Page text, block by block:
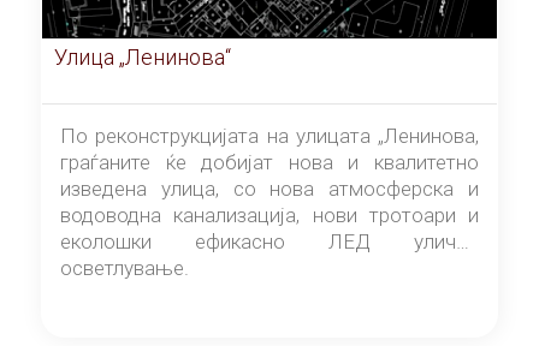
Улица „Ленинова“
По реконструкцијата на улицата „Ленинова,
граѓаните ќе добијат нова и квалитетно
изведена улица, со нова атмосферска и
водоводна канализација, нови тротоари и
еколошки ефикасно ЛЕД улично
осветлување.